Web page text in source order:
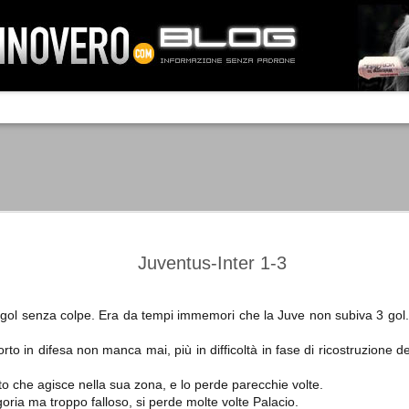
Juventus-Inter 1-3
senza colpe. Era da tempi immemori che la Juve non subiva 3
in difesa non manca mai, più in difficoltà in fase di ricostruzione
che agisce nella sua zona, e lo perde parecchie volte.
ma troppo falloso, si perde molte volte Palacio.
dell’estate 2006, sembrava
il corso degli eventi che si
condannando irreversibilmente.
SEP
Manchester City -
La Juventus trionfa a
Manchester conquistandosi tre
SEP Juventus - Chievo 1-1
misero punto dallo Juventus
Stadium, accentuando una crisi